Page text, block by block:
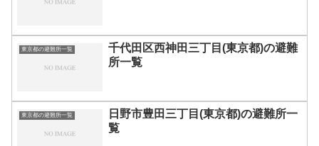
東京都の避難所一覧
千代田区西神田三丁目(東京都)の避難
所一覧
東京都の避難所一覧
日野市豊田三丁目(東京都)の避難所一
覧